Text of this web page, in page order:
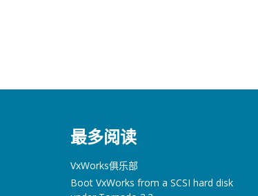
最多阅读
VxWorks俱乐部
Boot VxWorks from a SCSI hard disk